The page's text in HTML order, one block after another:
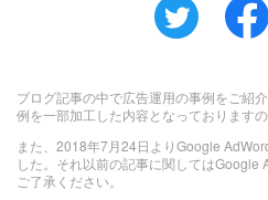
ブログ記事の中で広告運用の事例をご紹
例を一部加工した内容となっておりますの
また、2018年7月24日よりGoogle
した。それ以前の記事に関してはGoogle
ご了承ください。